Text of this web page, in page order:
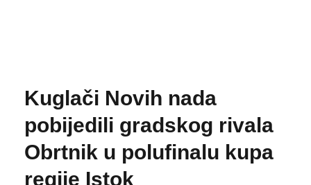
Kuglači Novih nada
pobijedili gradskog rivala
Obrtnik u polufinalu kupa
regije Istok